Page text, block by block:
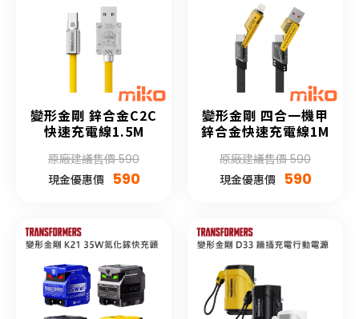
變形金剛 鋅合金C2C
快速充電線1.5M
原廠建議售價 590
現金優惠價
590
變形金剛 四合一機甲
鋅合金快速充電線1M
原廠建議售價 590
現金優惠價
590